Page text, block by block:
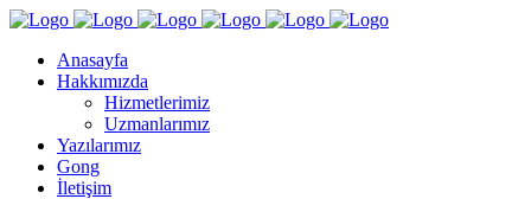
Anasayfa
Hakkımızda
Hizmetlerimiz
Uzmanlarımız
Yazılarımız
Gong
İletişim